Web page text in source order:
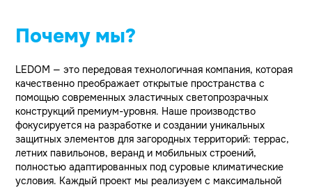
Почему мы?
LEDOM — это передовая технологичная компания, которая
качественно преображает открытые пространства с
помощью современных эластичных светопрозрачных
конструкций премиум-уровня. Наше производство
фокусируется на разработке и создании уникальных
защитных элементов для загородных территорий: террас,
летних павильонов, веранд и мобильных строений,
полностью адаптированных под суровые климатические
условия. Каждый проект мы реализуем с максимальной